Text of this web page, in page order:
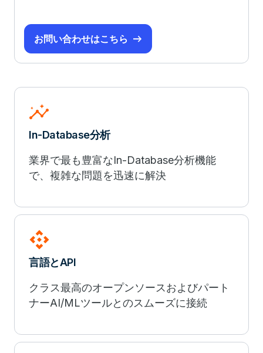
お問い合わせはこちら
insights
In-Database分析
業界で最も豊富なIn-Database分析機能
で、複雑な問題を迅速に解決
api
言語とAPI
クラス最高のオープンソースおよびパート
ナーAI/MLツールとのスムーズに接続